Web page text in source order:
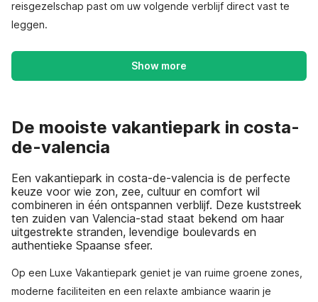
reisgezelschap past om uw volgende verblijf direct vast te
leggen.
Show more
De mooiste vakantiepark in costa-
de-valencia
Een vakantiepark in costa-de-valencia is de perfecte
keuze voor wie zon, zee, cultuur en comfort wil
combineren in één ontspannen verblijf. Deze kuststreek
ten zuiden van Valencia-stad staat bekend om haar
uitgestrekte stranden, levendige boulevards en
authentieke Spaanse sfeer.
Op een Luxe Vakantiepark geniet je van ruime groene zones,
moderne faciliteiten en een relaxte ambiance waarin je